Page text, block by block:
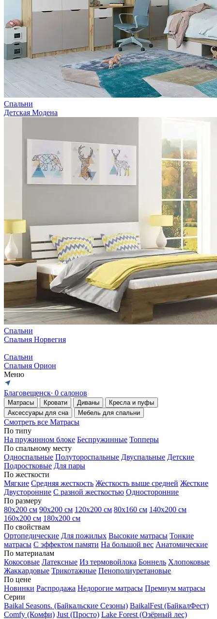
Спальни
Детская Модена
Спальни
Спальня Норвегия
Спальни
Спальня Орион
Меню
Благовещенск∙ 0 салонов
Матрасы Кровати Диваны
Кресла и пуфы
Аксессуары для сна
Мебель для спальни
Смотреть все Матрасы
По типу
На пружинном блоке Беспружинные Топперы
По спальному месту
Односпальные Полутороспальные Двуспальные Детские
Подростковые Для пары
По жесткости
Мягкие Средняя жесткость Жесткость выше средней Жесткие
Двусторонние С разной жесткостью Односторонние
По размеру
80х200 см 90х200 см 120х200 см 80х160 см 140х200 см
160х200 см 180х200 см
По свойствам
Ортопедические Для пожилых Высокие матрасы Тонкие
матрасы С эффектом памяти На большой вес Анатомические
По материалам
Кокосовые Латексные Из термовойлока Боннель Хлопоковые
Жаккардовые Трикотажные Пенополиуретановые
По цене
Новинки Распродажа Недорогие матрасы Премиум матрасы
Серии
Baikal Seasons. (Байкальские Сезоны) BaikalFest (БайкалФест)
Comfy (Комфи) Just (Просто) Lake Forest (Озёрный лес)